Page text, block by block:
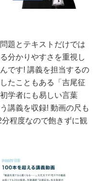
題とテキストだけでは
分かりやすさを重視し
です! 講義を担当するの
たこともある「吉尾征
学者にも易しい言葉
講義を収録! 動画の尺も
程度なので飽きずに観